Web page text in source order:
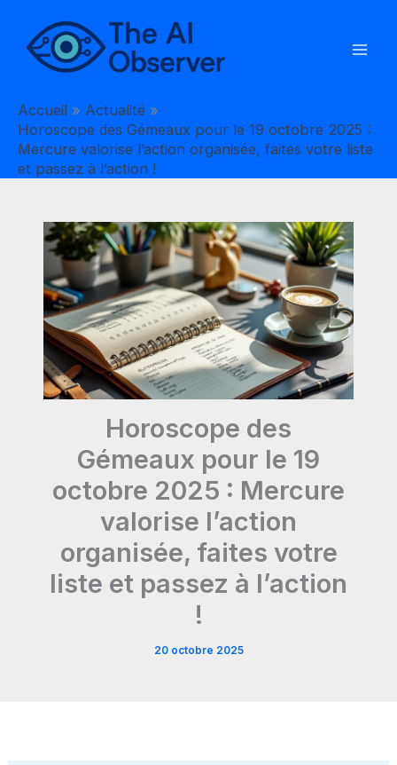
contenu
Accueil
Actualité
Horoscope des Gémeaux pour le 19 octobre 2025 :
Mercure valorise l’action organisée, faites votre liste
et passez à l’action !
Horoscope des
Gémeaux pour le 19
octobre 2025 : Mercure
valorise l’action
organisée, faites votre
liste et passez à l’action
!
20 octobre 2025